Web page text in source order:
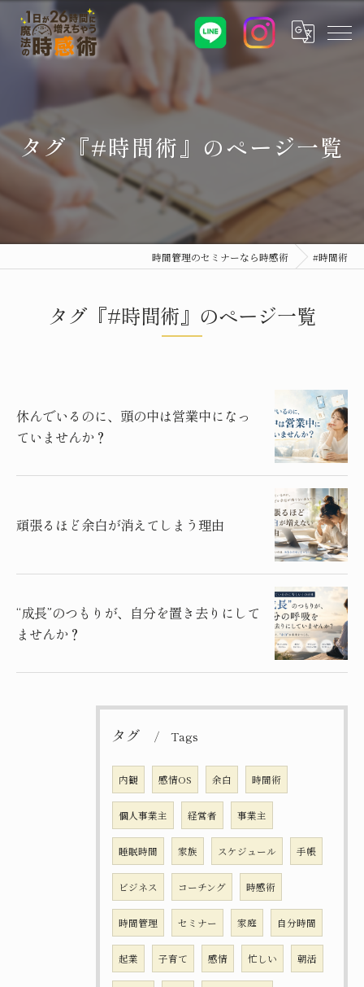
タグ『#時間術』のページ一覧
時間管理のセミナーなら時感術 #時間術
タグ『#時間術』のページ一覧
休んでいるのに、頭の中は営業中になっ
ていませんか？
頑張るほど余白が消えてしまう理由
“成長”のつもりが、自分を置き去りにして
ませんか？
タグ Tags
内観 感情OS 余白 時間術
個人事業主 経営者 事業主
睡眠時間 家族 スケジュール 手帳
ビジネス コーチング 時感術
時間管理 セミナー 家庭 自分時間
起業 子育て 感情 忙しい 朝活